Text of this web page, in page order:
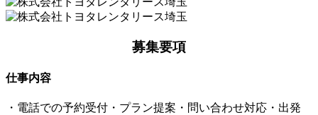
募集要項
仕事内容
・電話での予約受付・プラン提案・問い合わせ対応・出発